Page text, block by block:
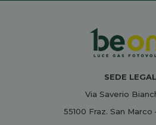
SEDE
Via Saverio
55100 Fraz. San Marco